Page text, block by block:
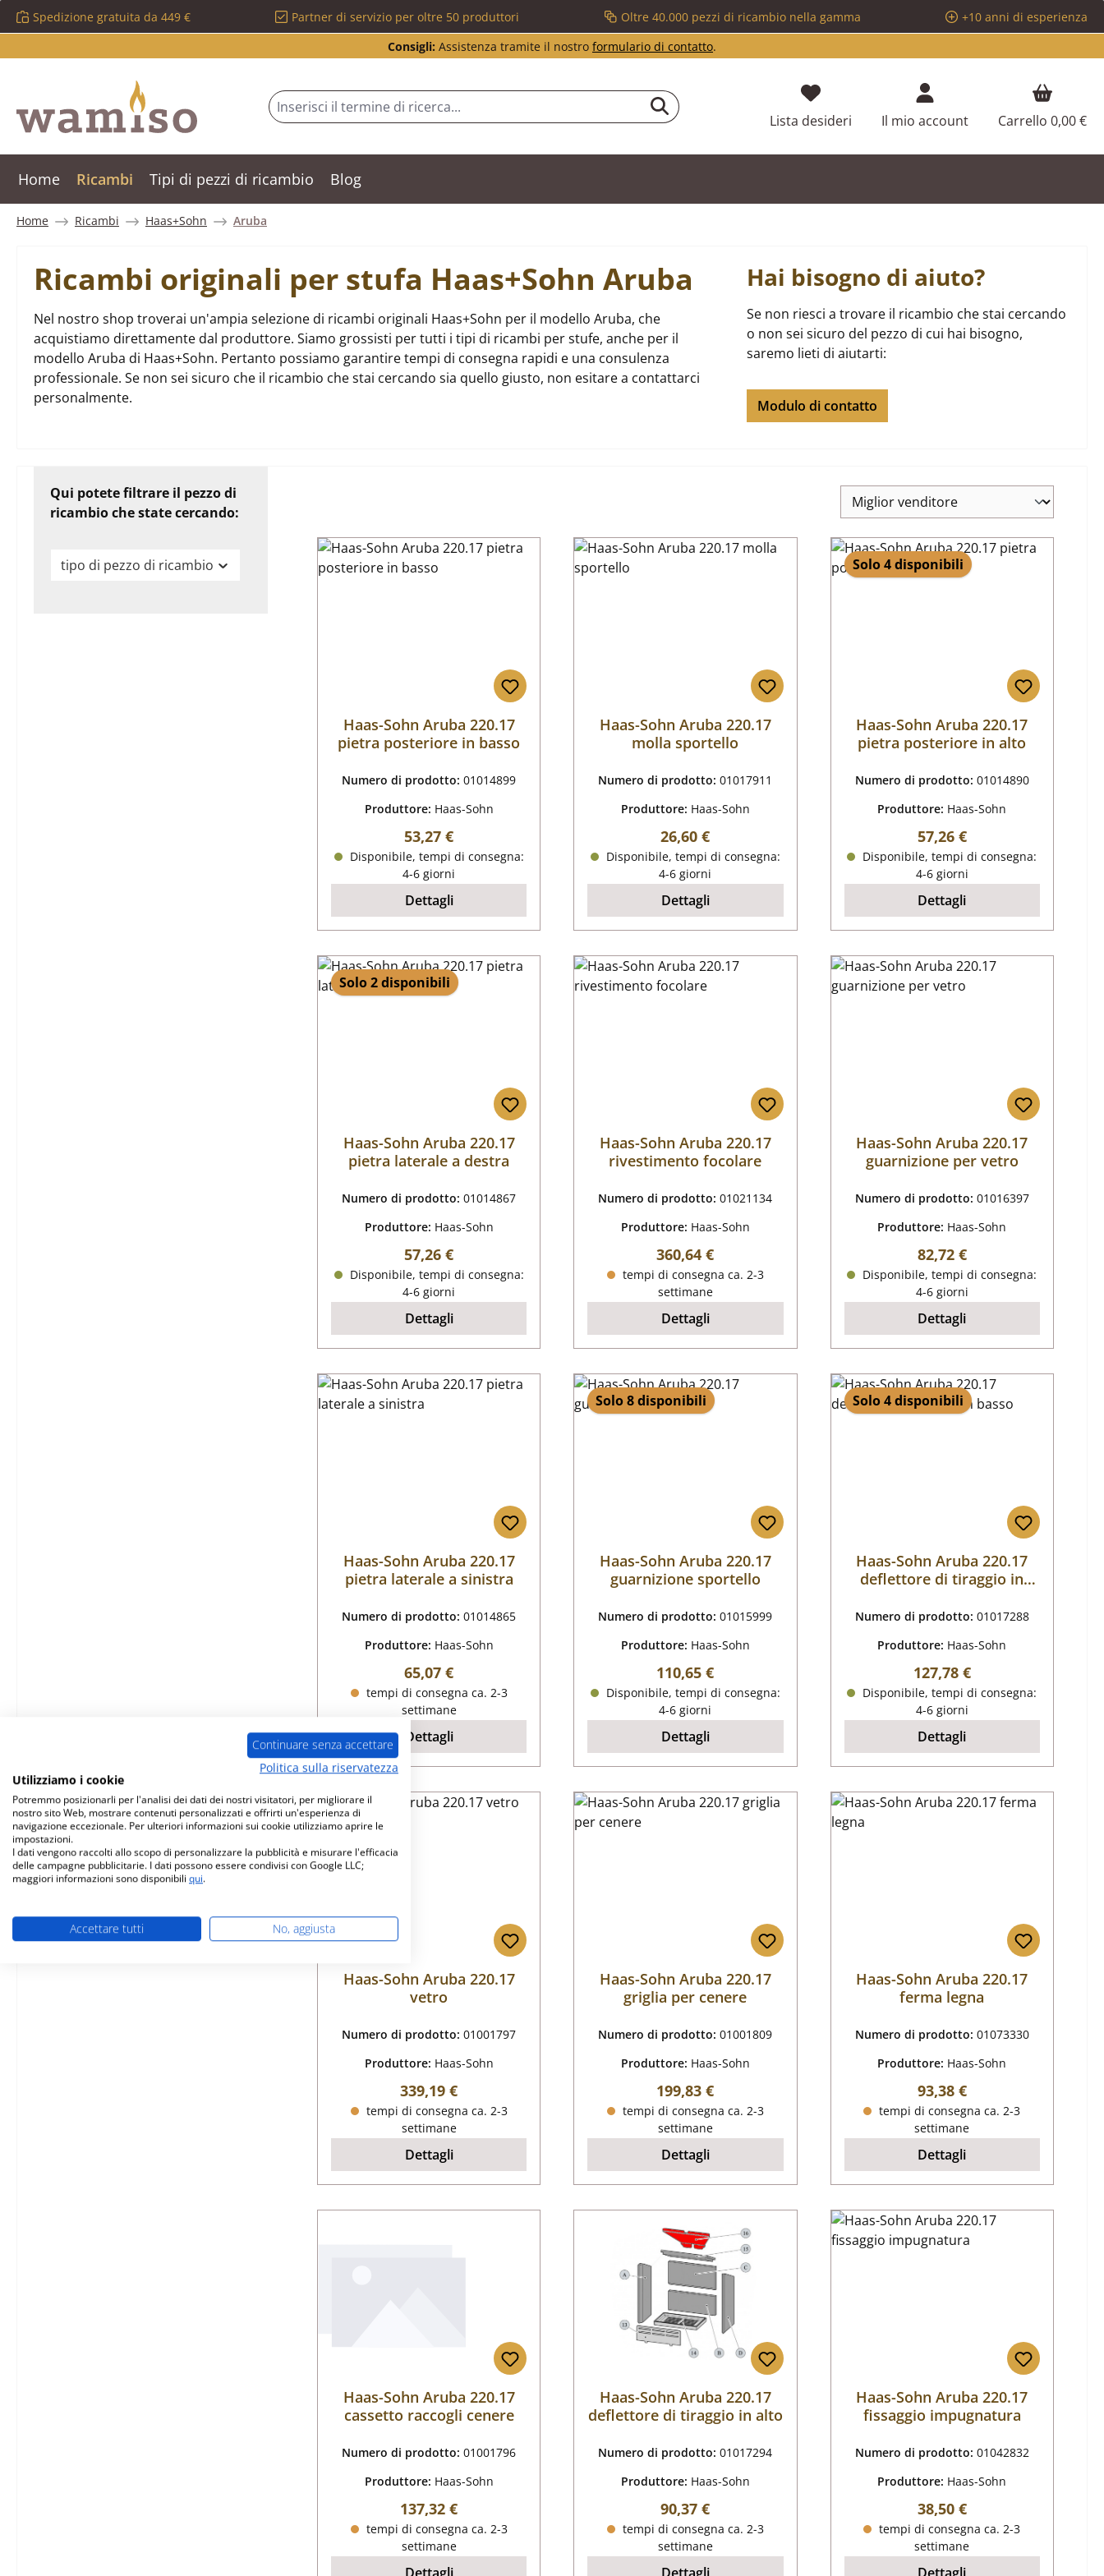
al contenuto principale
Salta alla ricerca
Passa alla navigazione principale
Spedizione gratuita da 449 € Partner di servizio per oltre 50 produttori Oltre 40.000 pezzi di ricambio nella gamma
+10 anni di esperienza
Consigli: Assistenza tramite il nostro formulario di contatto.
Lista desideri Hai 0 articoli nella lista dei desideri
Il mio account Carrello 0,00 €
Home Ricambi Tipi di pezzi di ricambio Blog
Home Ricambi Haas+Sohn Aruba
Ricambi originali per stufa Haas+Sohn Aruba
Nel nostro shop troverai un'ampia selezione di ricambi originali Haas+Sohn per il modello Aruba, che
acquistiamo direttamente dal produttore. Siamo grossisti per tutti i tipi di ricambi per stufe, anche per il
modello Aruba di Haas+Sohn. Pertanto possiamo garantire tempi di consegna rapidi e una consulenza
professionale. Se non sei sicuro che il ricambio che stai cercando sia quello giusto, non esitare a contattarci
personalmente.
Hai bisogno di aiuto?
Se non riesci a trovare il ricambio che stai cercando
o non sei sicuro del pezzo di cui hai bisogno,
saremo lieti di aiutarti:
Modulo di contatto
Qui potete filtrare il pezzo di
ricambio che state cercando:
tipo di pezzo di ricambio
Haas-Sohn Aruba 220.17
pietra posteriore in basso
Numero di prodotto:01014899
Produttore: Haas-Sohn
Prezzo normale:
53,27 €
Disponibile, tempi di consegna:
4-6 giorni
Dettagli
Haas-Sohn Aruba 220.17
molla sportello
Numero di prodotto:01017911
Produttore: Haas-Sohn
Prezzo normale:
26,60 €
Disponibile, tempi di consegna:
4-6 giorni
Dettagli
Solo 4 disponibili
Haas-Sohn Aruba 220.17
pietra posteriore in alto
Numero di prodotto: 01014890
Produttore: Haas-Sohn
Prezzo normale:
57,26 €
Disponibile, tempi di consegna:
4-6 giorni
Dettagli
Solo 2 disponibili
Haas-Sohn Aruba 220.17
pietra laterale a destra
Numero di prodotto:01014867
Produttore: Haas-Sohn
Prezzo normale:
57,26 €
Disponibile, tempi di consegna:
4-6 giorni
Dettagli
Haas-Sohn Aruba 220.17
rivestimento focolare
Numero di prodotto:01021134
Produttore: Haas-Sohn
Prezzo normale:
360,64 €
tempi di consegna ca. 2-3
settimane
Dettagli
Haas-Sohn Aruba 220.17
guarnizione per vetro
Numero di prodotto: 01016397
Produttore: Haas-Sohn
Prezzo normale:
82,72 €
Disponibile, tempi di consegna:
4-6 giorni
Dettagli
Haas-Sohn Aruba 220.17
pietra laterale a sinistra
Numero di prodotto:01014865
Produttore: Haas-Sohn
Prezzo normale:
65,07 €
tempi di consegna ca. 2-3
settimane
Dettagli
Solo 8 disponibili
Haas-Sohn Aruba 220.17
guarnizione sportello
Numero di prodotto:01015999
Produttore: Haas-Sohn
Prezzo normale:
110,65 €
Disponibile, tempi di consegna:
4-6 giorni
Dettagli
Solo 4 disponibili
Haas-Sohn Aruba 220.17
deflettore di tiraggio in
Numero di prodotto: 01017288
Produttore: Haas-Sohn
Prezzo normale:
127,78 €
Disponibile, tempi di consegna:
4-6 giorni
Dettagli
Haas-Sohn Aruba 220.17
vetro
Numero di prodotto:01001797
Produttore: Haas-Sohn
Prezzo normale:
339,19 €
tempi di consegna ca. 2-3
settimane
Dettagli
Haas-Sohn Aruba 220.17
griglia per cenere
Numero di prodotto:01001809
Produttore: Haas-Sohn
Prezzo normale:
199,83 €
tempi di consegna ca. 2-3
settimane
Dettagli
Haas-Sohn Aruba 220.17
ferma legna
Numero di prodotto: 01073330
Produttore: Haas-Sohn
Prezzo normale:
93,38 €
tempi di consegna ca. 2-3
settimane
Dettagli
Haas-Sohn Aruba 220.17
cassetto raccogli cenere
Numero di prodotto:01001796
Produttore: Haas-Sohn
Prezzo normale:
137,32 €
tempi di consegna ca. 2-3
settimane
Haas-Sohn Aruba 220.17
deflettore di tiraggio in alto
Numero di prodotto:01017294
Produttore: Haas-Sohn
Prezzo normale:
90,37 €
tempi di consegna ca. 2-3
settimane
Haas-Sohn Aruba 220.17
fissaggio impugnatura
Numero di prodotto: 01042832
Produttore: Haas-Sohn
Prezzo normale:
38,50 €
tempi di consegna ca. 2-3
settimane
Continuare senza accettare
Politica sulla riservatezza
Utilizziamo i cookie
Potremmo posizionarli per l'analisi dei dati dei nostri visitatori, per migliorare il
nostro sito Web, mostrare contenuti personalizzati e offrirti un'esperienza di
navigazione eccezionale. Per ulteriori informazioni sui cookie utilizziamo aprire le
impostazioni.
I dati vengono raccolti allo scopo di personalizzare la pubblicità e misurare l'efficacia
delle campagne pubblicitarie. I dati possono essere condivisi con Google LLC;
maggiori informazioni sono disponibili qui.
Accettare tutti No, aggiusta